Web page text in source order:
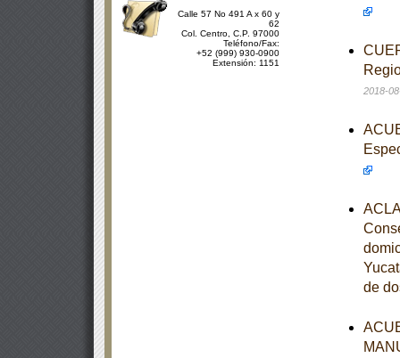
Calle 57 No 491 A x 60 y
62
Col. Centro, C.P. 97000
Teléfono/Fax:
+52 (999) 930-0900
Extensión: 1151
2018-
de